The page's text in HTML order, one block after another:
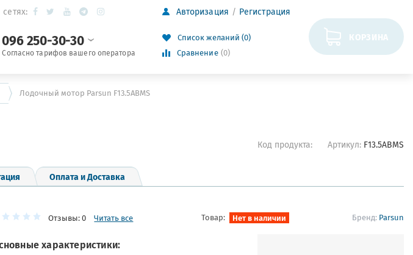
096 250-30-30
Согласно тарифов вашего оператора
Авторизация Регистрация
Список желаний (0)
Сравнение (0)
КОРЗИНА
Лодочный мотор Parsun F13.5ABMS
Код продукта: Артикул: F13.5ABMS
Оплата и Доставка
Отзывы: 0 Читать все Товар: Нет в наличии Бренд: Parsun
характеристики: